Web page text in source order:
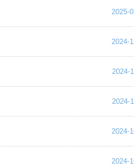
2025-
2024-
2024-
2024-
2024-
2024-